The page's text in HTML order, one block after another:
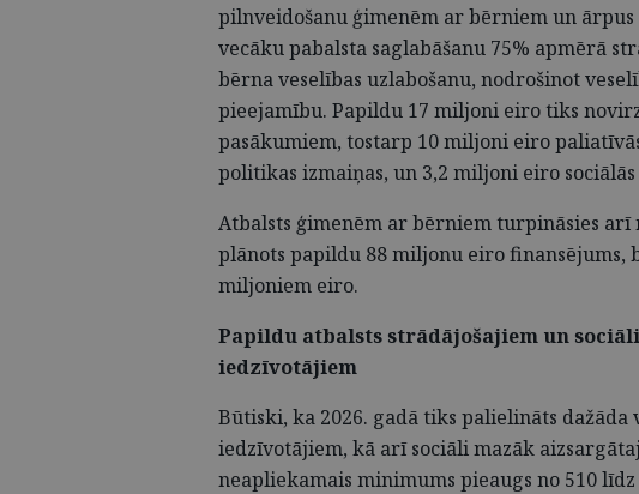
pilnveidošanu ģimenēm ar bērniem un
vecāku pabalsta saglabāšanu 75% apmērā
bērna veselības uzlabošanu, nodrošinot
pieejamību. Papildu 17 miljoni eiro tiks
pasākumiem, tostarp 10 miljoni eiro
politikas izmaiņas, un 3,2 miljoni eiro
Atbalsts ģimenēm ar bērniem turpināsies arī
plānots papildu 88 miljonu eiro finansējums,
miljoniem eiro.
Papildu atbalsts strādājošajiem un
iedzīvotājiem
Būtiski, ka 2026. gadā tiks palielināts
iedzīvotājiem, kā arī sociāli mazāk
neapliekamais minimums pieaugs no 510